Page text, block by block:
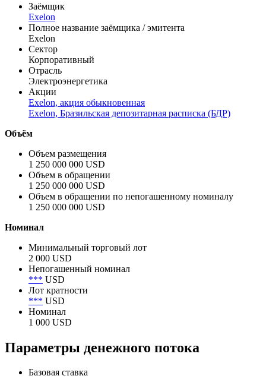
Заёмщик
Exelon
Полное название заёмщика / эмитента
Exelon
Сектор
Корпоративный
Отрасль
Электроэнергетика
Акции
Exelon, акция обыкновенная
Exelon, Бразильская депозитарная расписка (БДР)
Объём
Объем размещения
1 250 000 000 USD
Объем в обращении
1 250 000 000 USD
Объем в обращении по непогашенному номиналу
1 250 000 000 USD
Номинал
Минимальный торговый лот
2 000 USD
Непогашенный номинал
*** USD
Лот кратности
*** USD
Номинал
1 000 USD
Параметры денежного потока
Базовая ставка